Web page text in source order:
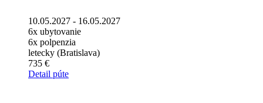
10.05.2027 - 16.05.2027
6x ubytovanie
6x polpenzia
letecky (Bratislava)
735 €
Detail púte